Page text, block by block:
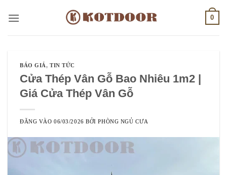
qua
0
BÁO GIÁ,TIN TỨC
Cửa Thép Vân Gỗ Bao Nhiêu 1m2 |
Giá Cửa Thép Vân Gỗ
ĐĂNG VÀO06/03/2026 BỞIPHÒNG NGỦ CƯA